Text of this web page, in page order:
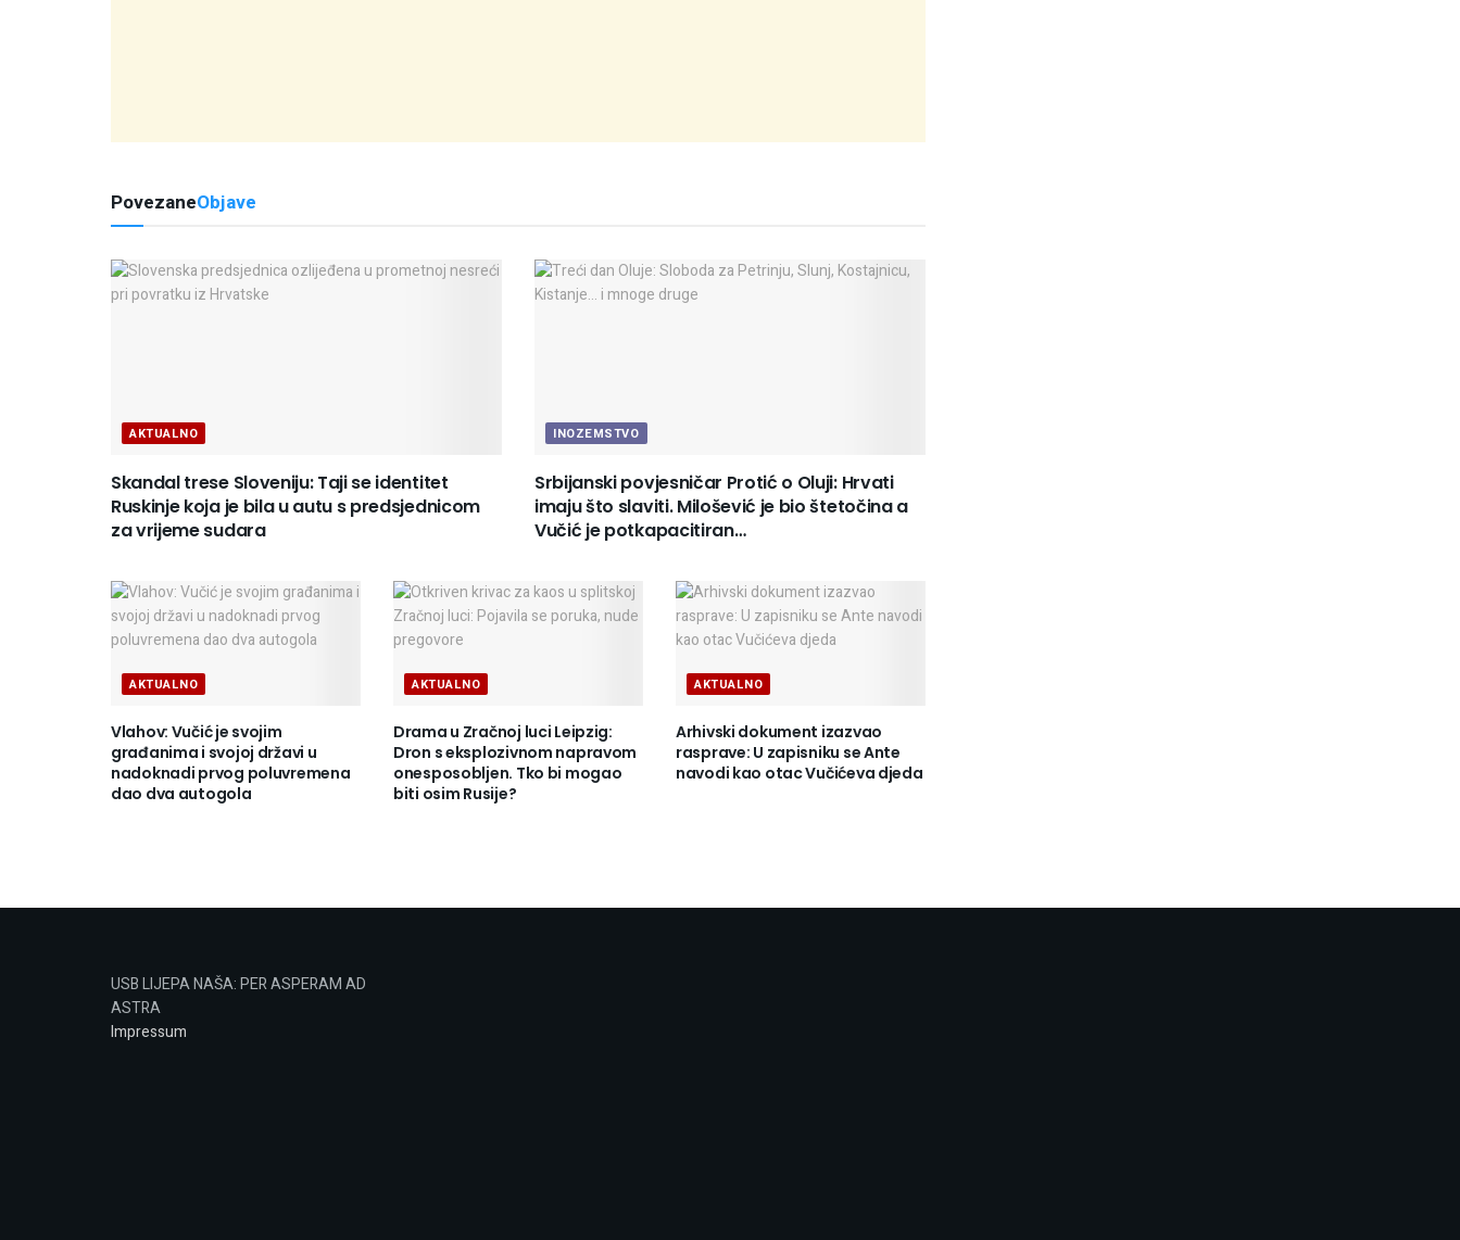
PovezaneObjave
AKTUALNO
Skandal trese Sloveniju: Taji se identitet
Ruskinje koja je bila u autu s predsjednicom
za vrijeme sudara
INOZEMSTVO
Srbijanski povjesničar Protić o Oluji: Hrvati
imaju što slaviti. Milošević je bio štetočina a
Vučić je potkapacitiran…
AKTUALNO
Vlahov: Vučić je svojim
građanima i svojoj državi u
nadoknadi prvog poluvremena
dao dva autogola
AKTUALNO
Drama u Zračnoj luci Leipzig:
Dron s eksplozivnom napravom
onesposobljen. Tko bi mogao
biti osim Rusije?
AKTUALNO
Arhivski dokument izazvao
rasprave: U zapisniku se Ante
navodi kao otac Vučićeva djeda
USB LIJEPA NAŠA: PER ASPERAM AD
ASTRA
Impressum